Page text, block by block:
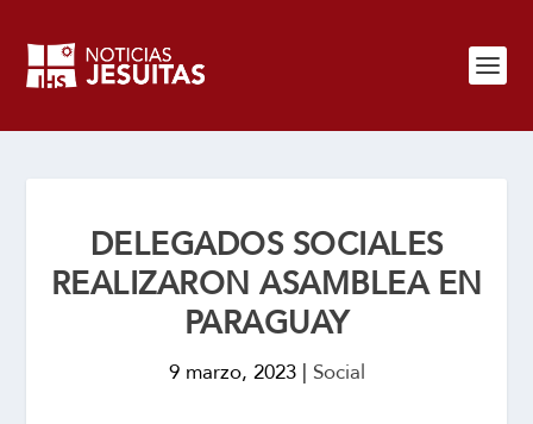
DELEGADOS SOCIALES
REALIZARON ASAMBLEA EN
PARAGUAY
9 marzo, 2023| Social